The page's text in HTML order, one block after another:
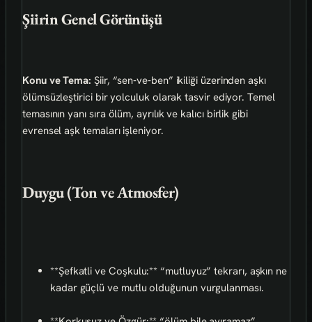
Şiirin Genel Görünüşü
Konu ve Tema: Şiir, “sen‑ve‑ben” ikiliği üzerinden aşkı
ölümsüzleştirici bir yolculuk olarak tasvir ediyor. Temel
temasının yanı sıra ölüm, ayrılık ve kalıcı birlik gibi
evrensel aşk temaları işleniyor.
Duygu (Ton ve Atmosfer)
**Şefkatli ve Coşkulu:** “mutluyuz” tekrarı, aşkın ne
kadar güçlü ve mutlu olduğunun vurgulanması.